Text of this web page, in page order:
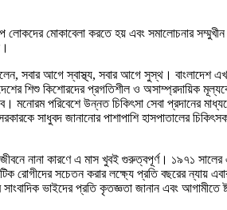
লোকদের মোকাবেলা করতে হয় এবং সমালোচনার
সবার আগে স্বাস্থ্য, সবার আগে সুস্থ।
শিশু কিশোরদের প্রগতিশীল ও অসাম্প্রদায়িক
পরিবেশে উন্নত চিকিৎসা সেবা প্রদানের
সাধুবদ জানানোর পাশাপাশি হাসপাতালের
নানা কারণে এ মাস খুবই গুরুত্বপূর্ণ। ১৯৭১ সালের
রোগীদের সচেতন করার লক্ষ্যে প্রতি বছরের
ভাইদের প্রতি কৃতজ্ঞতা জানান এবং